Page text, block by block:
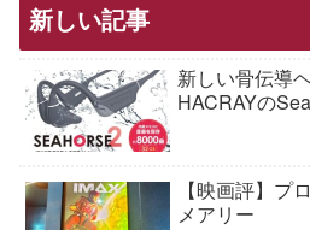
新しい記事
新しい骨伝導
HACRAYの
【映画評】プ
メアリー